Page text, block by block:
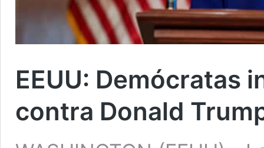
EEUU: Demócratas
contra Donald